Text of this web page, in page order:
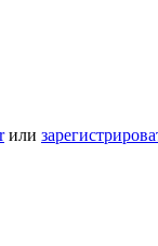
или